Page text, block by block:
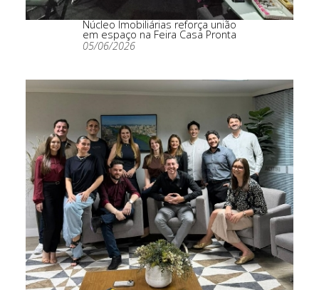
Núcleo Imobiliárias reforça união
em espaço na Feira Casa Pronta
05/06/2026